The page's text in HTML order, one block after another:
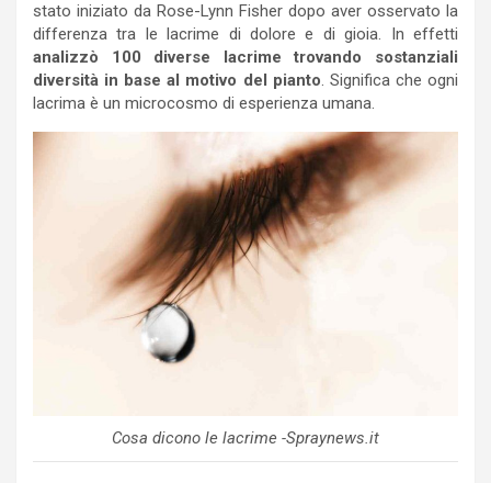
stato iniziato da Rose-Lynn Fisher dopo aver osservato la
differenza tra le lacrime di dolore e di gioia. In effetti
analizzò 100 diverse lacrime trovando sostanziali
diversità in base al motivo del pianto. Significa che ogni
lacrima è un microcosmo di esperienza umana.
Cosa dicono le lacrime -Spraynews.it